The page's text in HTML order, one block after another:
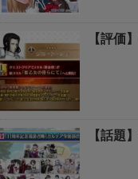
【評価
【話題